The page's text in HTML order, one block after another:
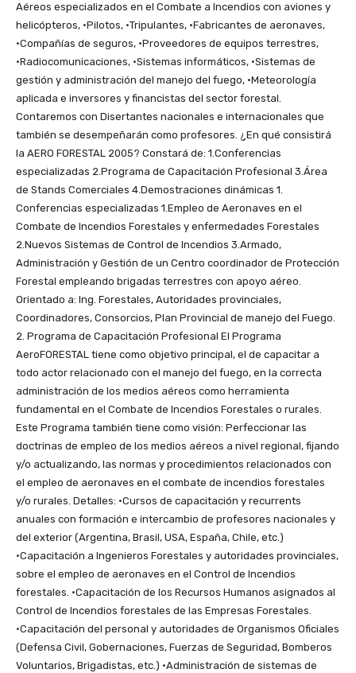
Aéreos especializados en el Combate a Incendios con aviones y
helicópteros, ·Pilotos, ·Tripulantes, ·Fabricantes de aeronaves,
·Compañías de seguros, ·Proveedores de equipos terrestres,
·Radiocomunicaciones, ·Sistemas informáticos, ·Sistemas de
gestión y administración del manejo del fuego, ·Meteorología
aplicada e inversores y financistas del sector forestal.
Contaremos con Disertantes nacionales e internacionales que
también se desempeñarán como profesores. ¿En qué consistirá
la AERO FORESTAL 2005? Constará de: 1.Conferencias
especializadas 2.Programa de Capacitación Profesional 3.Área
de Stands Comerciales 4.Demostraciones dinámicas 1.
Conferencias especializadas 1.Empleo de Aeronaves en el
Combate de Incendios Forestales y enfermedades Forestales
2.Nuevos Sistemas de Control de Incendios 3.Armado,
Administración y Gestión de un Centro coordinador de Protección
Forestal empleando brigadas terrestres con apoyo aéreo.
Orientado a: Ing. Forestales, Autoridades provinciales,
Coordinadores, Consorcios, Plan Provincial de manejo del Fuego.
2. Programa de Capacitación Profesional El Programa
AeroFORESTAL tiene como objetivo principal, el de capacitar a
todo actor relacionado con el manejo del fuego, en la correcta
administración de los medios aéreos como herramienta
fundamental en el Combate de Incendios Forestales o rurales.
Este Programa también tiene como visión: Perfeccionar las
doctrinas de empleo de los medios aéreos a nivel regional, fijando
y/o actualizando, las normas y procedimientos relacionados con
el empleo de aeronaves en el combate de incendios forestales
y/o rurales. Detalles: ·Cursos de capacitación y recurrents
anuales con formación e intercambio de profesores nacionales y
del exterior (Argentina, Brasil, USA, España, Chile, etc.)
·Capacitación a Ingenieros Forestales y autoridades provinciales,
sobre el empleo de aeronaves en el Control de Incendios
forestales. ·Capacitación de los Recursos Humanos asignados al
Control de Incendios forestales de las Empresas Forestales.
·Capacitación del personal y autoridades de Organismos Oficiales
(Defensa Civil, Gobernaciones, Fuerzas de Seguridad, Bomberos
Voluntarios, Brigadistas, etc.) ·Administración de sistemas de